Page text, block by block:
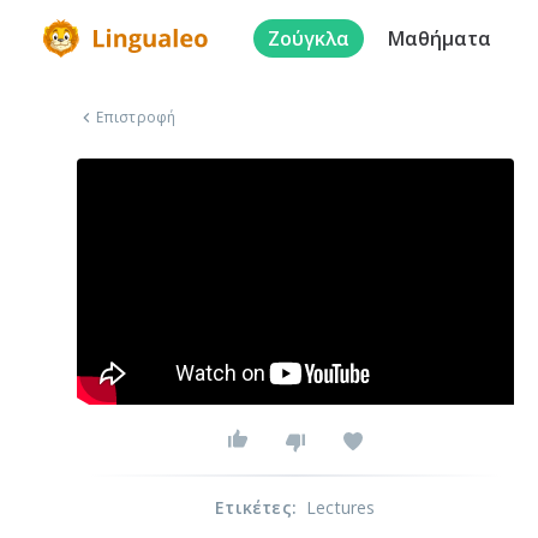
Ζούγκλα Μαθήματα
Επιστροφή
Ετικέτες: Lectures